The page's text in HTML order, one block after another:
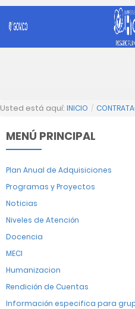
Usted está aquí: INICIO /
MENÚ PRINCIPAL
Plan Anual de Adquisiciones
Programas y Proyectos
Noticias
Niveles de Atención
Docencia
MECI
Humanizacion
Rendición de Cuentas
Información especifica para